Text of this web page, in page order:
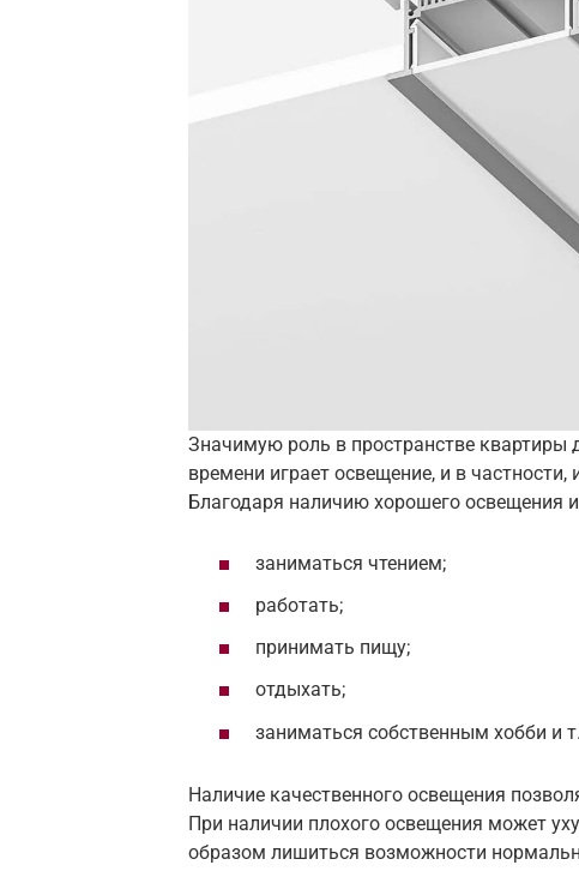
Значимую роль в пространстве
времени играет освещение, и в
Благодаря наличию хорошего освещения
заниматься чтением;
работать;
принимать пищу;
отдыхать;
заниматься собственным хобби и
Наличие качественного освещения
При наличии плохого освещения может
образом лишиться возможности